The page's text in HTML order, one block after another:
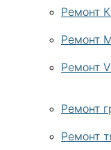
Ремонт
Ремонт
Ремонт
Ремонт
Ремонт